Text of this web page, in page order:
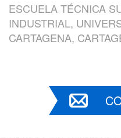
ESCUELA TÉCNICA
INDUSTRIAL,
CARTAGENA,